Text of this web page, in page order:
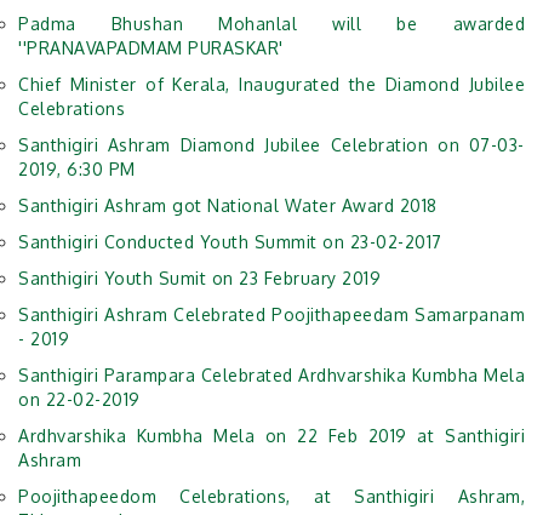
Padma Bhushan Mohanlal will be awarded
''PRANAVAPADMAM PURASKAR'
Chief Minister of Kerala, Inaugurated the Diamond Jubilee
Celebrations
Santhigiri Ashram Diamond Jubilee Celebration on 07-03-
2019, 6:30 PM
Santhigiri Ashram got National Water Award 2018
Santhigiri Conducted Youth Summit on 23-02-2017
Santhigiri Youth Sumit on 23 February 2019
Santhigiri Ashram Celebrated Poojithapeedam Samarpanam
- 2019
Santhigiri Parampara Celebrated Ardhvarshika Kumbha Mela
on 22-02-2019
Ardhvarshika Kumbha Mela on 22 Feb 2019 at Santhigiri
Ashram
Poojithapeedom Celebrations, at Santhigiri Ashram,